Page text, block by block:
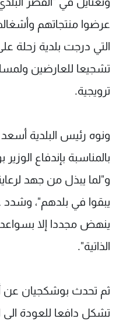
عرضوا منتجاتهم
التي درجت بلدية زحلة
تشجيعا للعارضين
ترويجية.
ونوه رئيس البلدية
بالمناسبة بإندفاع
و"لما يبذل من جهد
يبقوا في بلدهم"، وشدد
ينهض مجددا إلا بسواعد
الذاتية".
ثم تحدث بوشكجيان عن أن
تشكل دافعا للعودة الى
عن MTV
الإنـتـاج
لاعلاناتكم